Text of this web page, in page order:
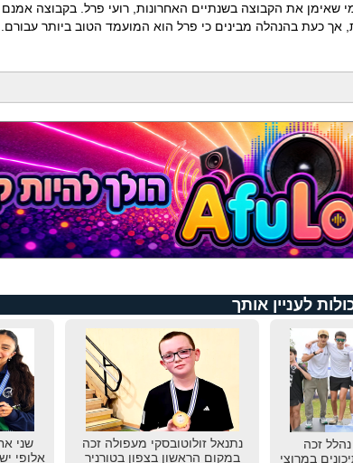
שאימן את הקבוצה בשנתיים האחרונות, רועי פרל. בקבוצה
אך כעת בהנהלה מבינים כי פרל הוא המועמד הטוב ביותר עבורם.
לעניין אותך
נהלל זכה
במרוצי
נתנאל זולוטובסקי מעפולה זכה
במקום הראשון בצפון בטורניר
שני
אלופי